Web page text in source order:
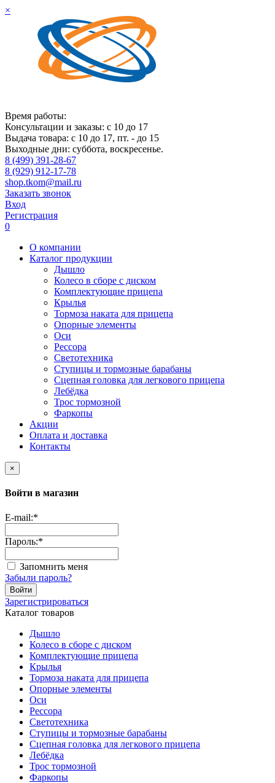
×
Время работы:
Консультации и заказы: с 10 до 17
Выдача товара: с 10 до 17, пт. - до 15
Выходные дни: суббота, воскресенье.
8 (499) 391-28-67
8 (929) 912-17-78
shop.tkom@mail.ru
Заказать звонок
Вход
Регистрация
0
О компании
Каталог продукции
Дышло
Колесо в сборе с диском
Комплектующие прицепа
Крылья
Тормоза наката для прицепа
Опорные элементы
Оси
Рессора
Светотехника
Ступицы и тормозные барабаны
Сцепная головка для легкового прицепа
Лебёдка
Трос тормозной
Фаркопы
Акции
Оплата и доставка
Контакты
×
Войти в магазин
E-mail:*
Пароль:*
Запомнить меня
Забыли пароль?
Войти
Зарегистрироваться
Каталог товаров
Дышло
Колесо в сборе с диском
Комплектующие прицепа
Крылья
Тормоза наката для прицепа
Опорные элементы
Оси
Рессора
Светотехника
Ступицы и тормозные барабаны
Сцепная головка для легкового прицепа
Лебёдка
Трос тормозной
Фаркопы